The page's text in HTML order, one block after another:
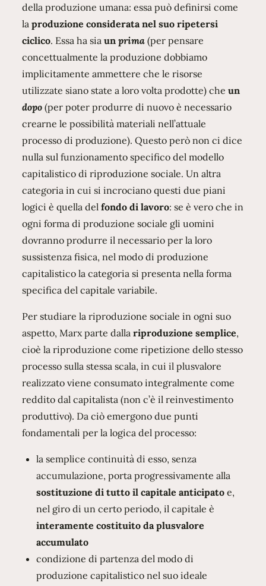
della produzione umana: essa può definirsi come
laproduzione considerata nel suo ripetersi
ciclico. Essa ha siaun prima (per pensare
concettualmente la produzione dobbiamo
implicitamente ammettere che le risorse
utilizzate siano state a loro volta prodotte) cheun
dopo (per poter produrre di nuovo è necessario
crearne le possibilità materiali nell’attuale
processo di produzione). Questo però non ci dice
nulla sul funzionamento specifico del modello
capitalistico di riproduzione sociale. Un altra
categoria in cui si incrociano questi due piani
logici è quella delfondo di lavoro: se è vero che in
ogni forma di produzione sociale gli uomini
dovranno produrre il necessario per la loro
sussistenza fisica, nel modo di produzione
capitalistico la categoria si presenta nella forma
specifica del capitale variabile.
Per studiare la riproduzione sociale in ogni suo
aspetto, Marx parte dallariproduzione semplice,
cioè la riproduzione come ripetizione dello stesso
processo sulla stessa scala, in cui il plusvalore
realizzato viene consumato integralmente come
reddito dal capitalista (non c’è il reinvestimento
produttivo). Da ciò emergono due punti
fondamentali per la logica del processo:
la semplice continuità di esso, senza
accumulazione, porta progressivamente alla
sostituzione di tutto il capitale anticipato e,
nel giro di un certo periodo, il capitale è
interamente costituito da plusvalore
accumulato
condizione di partenza del modo di
produzione capitalistico nel suo ideale